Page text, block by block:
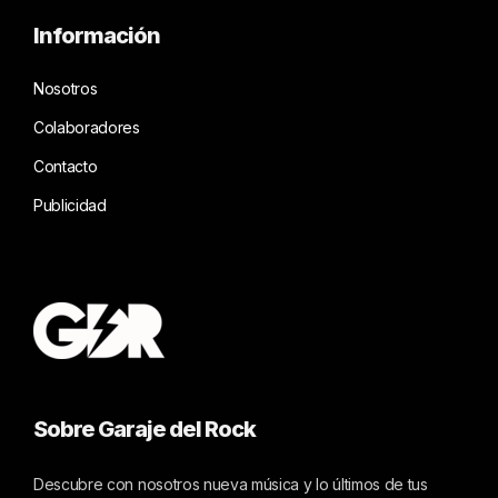
Información
Nosotros
Colaboradores
Contacto
Publicidad
Sobre Garaje del Rock
Descubre con nosotros nueva música y lo últimos de tus